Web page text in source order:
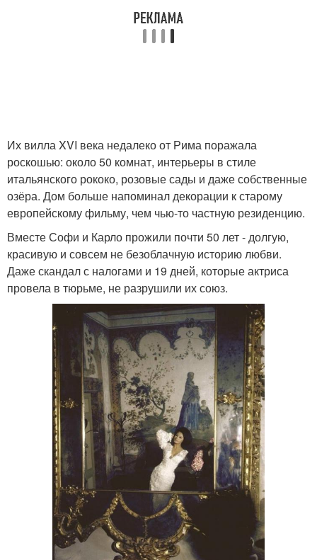
Их вилла XVI века недалеко от Рима поражала
роскошью: около 50 комнат, интерьеры в стиле
итальянского рококо, розовые сады и даже собственные
озёра. Дом больше напоминал декорации к старому
европейскому фильму, чем чью-то частную резиденцию.
Вместе Софи и Карло прожили почти 50 лет - долгую,
красивую и совсем не безоблачную историю любви.
Даже скандал с налогами и 19 дней, которые актриса
провела в тюрьме, не разрушили их союз.